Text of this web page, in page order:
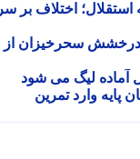
اختلاف بر سر
سحرخیزان از
لیگ می شود
وارد تمرین